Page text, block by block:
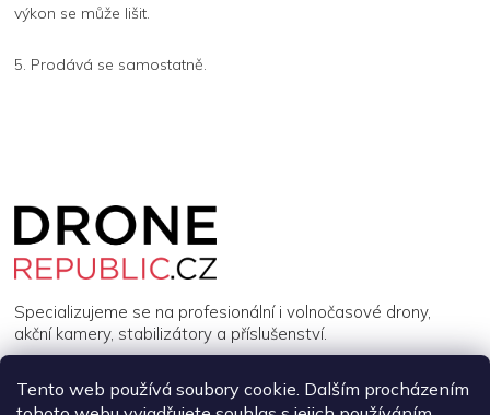
Tento web používá soubory cookie. Dalším procházením
výkon se může lišit.
5. Prodává se samostatně.
Specializujeme se na profesionální i volnočasové drony,
akční kamery, stabilizátory a příslušenství.
INFORMACE